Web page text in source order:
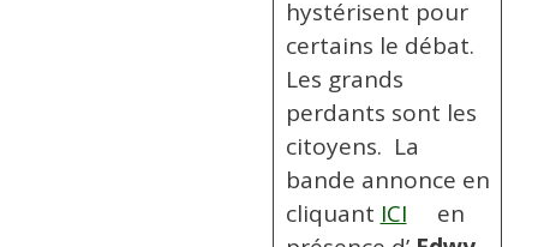
hystérisent pour
certains le débat.
Les grands
perdants sont les
citoyens. La
bande annonce en
cliquant ICI ­ ­­­ ­­ ­ ­en